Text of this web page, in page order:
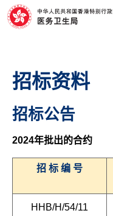
招标资料
招标公告
2024年批出的合约
招 标 编 号
HHB/H/54/11